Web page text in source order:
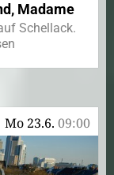
Madame
Schellack.
Mo 23.6. 09:00